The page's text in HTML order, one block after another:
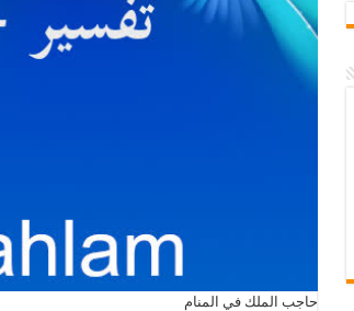
حاجب الملك في المنام